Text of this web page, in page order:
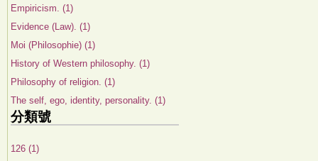
Empiricism. (1)
Evidence (Law). (1)
Moi (Philosophie) (1)
History of Western philosophy. (1)
Philosophy of religion. (1)
The self, ego, identity, personality. (1)
分類號
126 (1)